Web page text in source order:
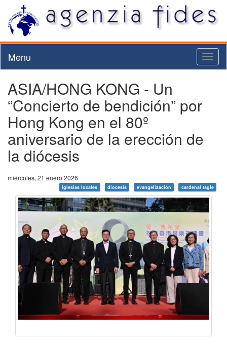
Menu
ASIA/HONG KONG - Un
“Concierto de bendición” por
Hong Kong en el 80º
aniversario de la erección de
la diócesis
miércoles, 21 enero 2026
iglesias locales diocesis evangelización cardenal tagle